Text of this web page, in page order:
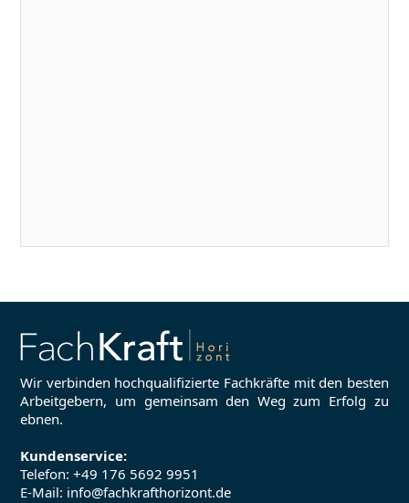
Wir verbinden hochqualifizierte Fachkräfte mit den besten
Arbeitgebern, um gemeinsam den Weg zum Erfolg zu
ebnen.
Kundenservice:
Telefon:+49 176 5692 9951
E-Mail: info@fachkrafthorizont.de